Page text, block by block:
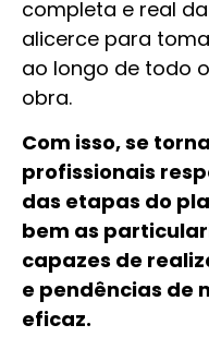
completa e real
alicerce para
ao longo de todo
obra.
Com isso, se
profissionais
das etapas do
bem as
capazes de
e pendências de
eficaz.